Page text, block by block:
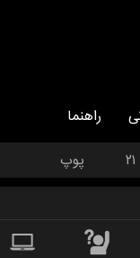
راهنما
پوپ